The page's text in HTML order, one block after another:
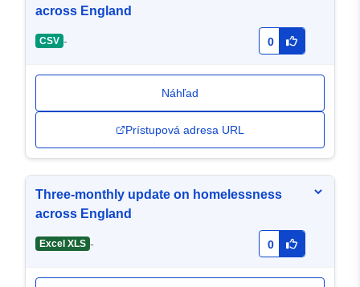
across England
CSV - 0
Náhľad
Prístupová adresa URL
Three-monthly update on homelessness
across England
Excel XLS - 0